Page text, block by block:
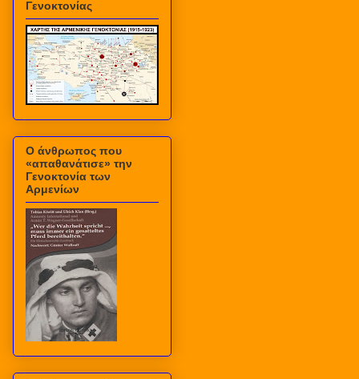
Γενοκτονίας
Ο άνθρωπος που
«απαθανάτισε» την
Γενοκτονία των
Αρμενίων